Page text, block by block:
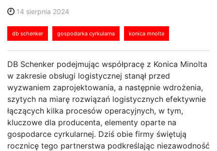
14 sierpnia 2024
db schenker gospodarka cyrkularna konica mnolta
DB Schenker podejmując współpracę z Konica Minolta
w zakresie obsługi logistycznej stanął przed
wyzwaniem zaprojektowania, a następnie wdrożenia,
szytych na miarę rozwiązań logistycznych efektywnie
łączących kilka procesów operacyjnych, w tym,
kluczowe dla producenta, elementy oparte na
gospodarce cyrkularnej. Dziś obie firmy świętują
rocznicę tego partnerstwa podkreślając niezawodność